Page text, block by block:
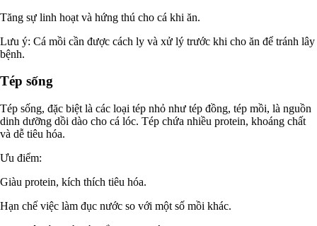
Tăng sự linh hoạt và hứng thú cho cá khi ăn.
Lưu ý: Cá mồi cần được cách ly và xử lý trước khi cho ăn để tránh lây
bệnh.
Tép sống
Tép sống, đặc biệt là các loại tép nhỏ như tép đồng, tép mồi, là nguồn
dinh dưỡng dồi dào cho cá lóc. Tép chứa nhiều protein, khoáng chất
và dễ tiêu hóa.
Ưu điểm:
Giàu protein, kích thích tiêu hóa.
Hạn chế việc làm đục nước so với một số mồi khác.